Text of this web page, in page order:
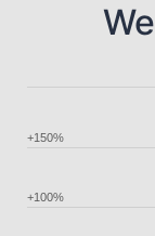
+100%
+150%